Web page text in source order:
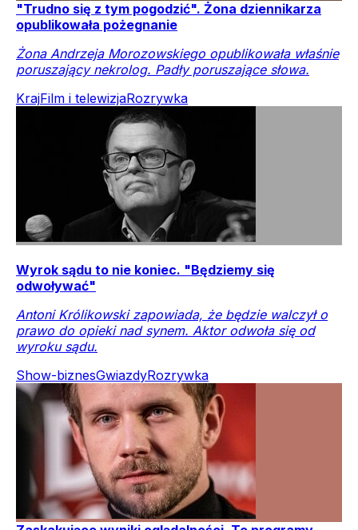
"Trudno się z tym pogodzić". Żona dziennikarza
opublikowała pożegnanie
Żona Andrzeja Morozowskiego opublikowała właśnie
poruszający nekrolog. Padły poruszające słowa.
KrajFilm i telewizjaRozrywka
Wyrok sądu to nie koniec. "Będziemy się
odwoływać"
Antoni Królikowski zapowiada, że będzie walczył o
prawo do opieki nad synem. Aktor odwoła się od
wyroku sądu.
Show-biznesGwiazdyRozrywka